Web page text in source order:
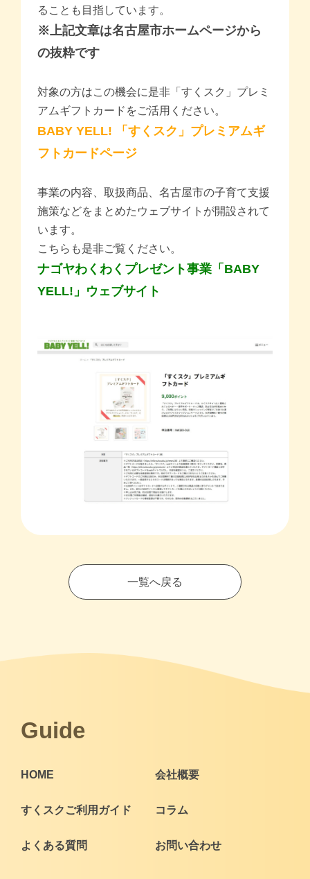
カテゴリー
ブランド
＞ログイン ＞カートを見る
＞会社概要 ＞ お問い合わせ
特定商取引法に基づく表記
ることも目指しています。
※上記文章は名古屋市ホームページから
の抜粋です
対象の方はこの機会に是非「すくスク」プレミ
アムギフトカードをご活用ください。
BABY YELL! 「すくスク」プレミアムギ
フトカードページ
事業の内容、取扱商品、名古屋市の子育て支援
施策などをまとめたウェブサイトが開設されて
います。
こちらも是非ご覧ください。
ナゴヤわくわくプレゼント事業「BABY
YELL!」ウェブサイト
一覧へ戻る
Guide
HOME 会社概要
すくスクご利用ガイド コラム
よくある質問 お問い合わせ